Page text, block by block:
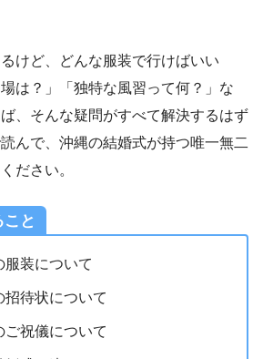
るけど、どんな服装で行けばいい
は？」「独特な風習って何？」な
、そんな疑問がすべて解決するはず
んで、沖縄の結婚式が持つ唯一無二
ださい。
と
服装について
待状について
祝儀について